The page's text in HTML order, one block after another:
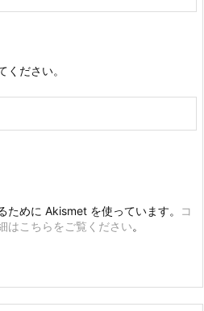
ください。
ために Akismet を使っています。
コ
はこちらをご覧ください。